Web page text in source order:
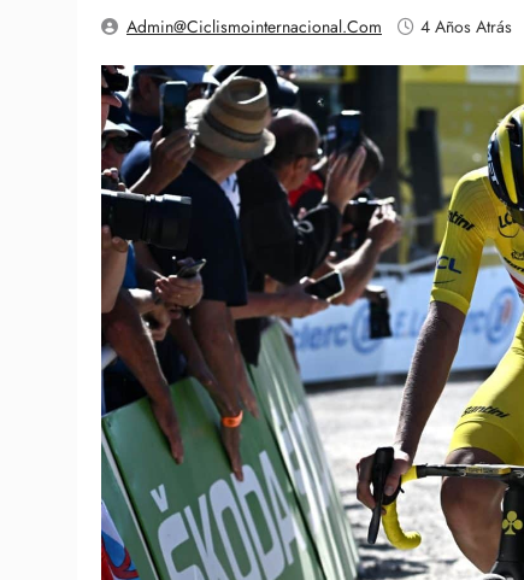
Admin@ciclismointernacional.com 4 Años Atrás